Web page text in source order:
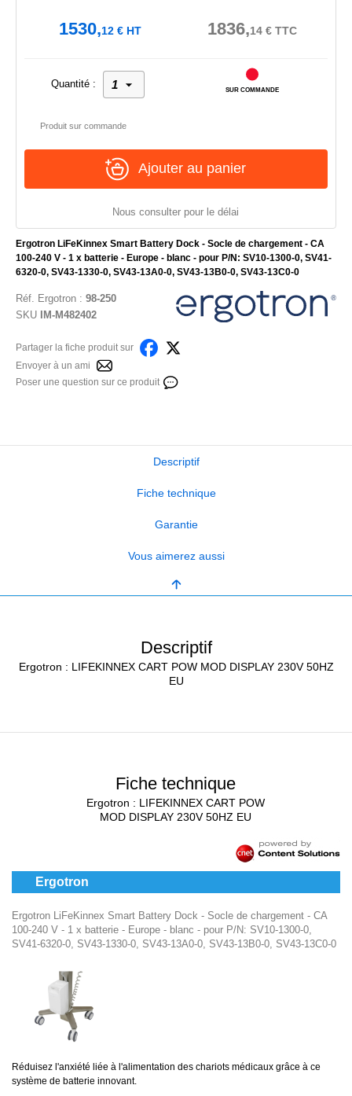
Ergotron LiFeKinnex Smart Battery Dock - Socle de chargement - CA
100-240 V - 1 x batterie - Europe - blanc - pour P/N: SV10-1300-0, SV41-
6320-0, SV43-1330-0, SV43-13A0-0, SV43-13B0-0, SV43-13C0-0
Réf. Ergotron: 98-250
SKU
IM-M482402
Partager la fiche produit sur
Envoyer à un ami
Poser une question sur ce produit
1530,12€HT 1836,14€TTC
Quantité :
SUR COMMANDE
Produit sur commande
Ajouter au panier
Nous consulter pour le délai
Descriptif
Fiche technique
Garantie
Vous aimerez aussi
Descriptif
Ergotron : LIFEKINNEX CART POW MOD DISPLAY 230V 50HZ
EU
Fiche technique
Ergotron : LIFEKINNEX CART POW
MOD DISPLAY 230V 50HZ EU
Ergotron
Ergotron LiFeKinnex Smart Battery Dock - Socle de chargement - CA
100-240 V - 1 x batterie - Europe - blanc - pour P/N: SV10-1300-0,
SV41-6320-0, SV43-1330-0, SV43-13A0-0, SV43-13B0-0, SV43-13C0-0
Réduisez l'anxiété liée à l'alimentation des chariots médicaux grâce à ce
système de batterie innovant.